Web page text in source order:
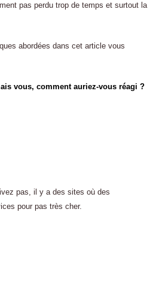
pas perdu trop de temps et surtout la
abordées dans cet article vous
vous, comment auriez-vous réagi ?
pas, il y a des sites où des
pour pas très cher.